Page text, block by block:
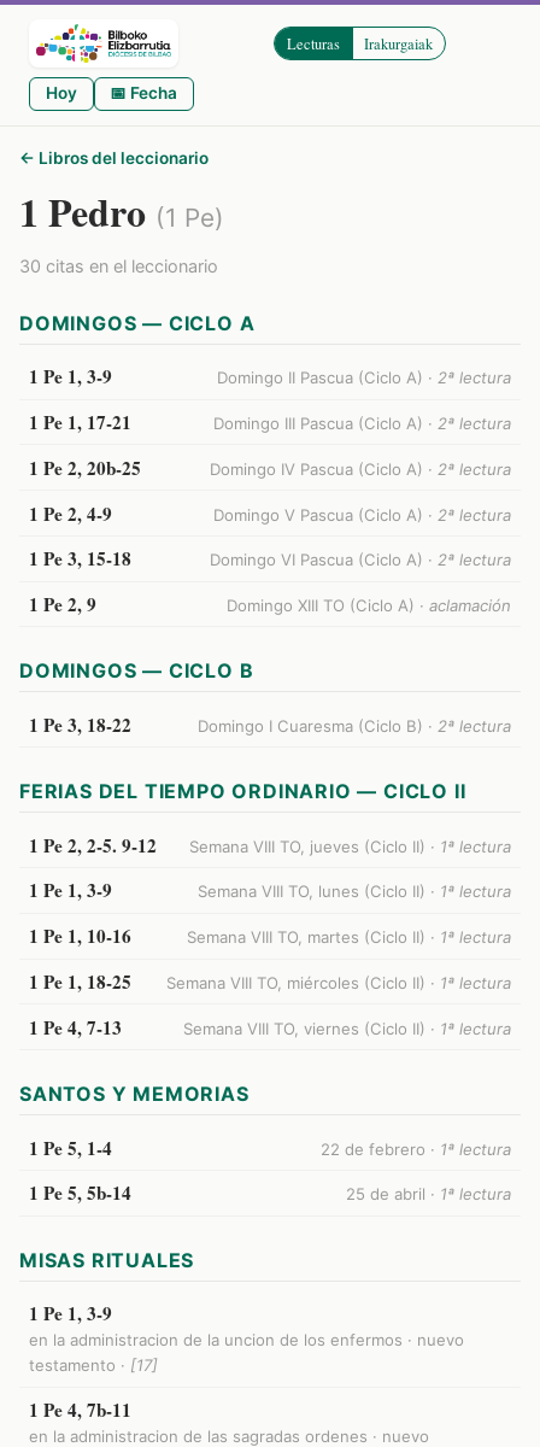
Lecturas Irakurgaiak
Hoy 📅 Fecha
← Libros del leccionario
1 Pedro (1 Pe)
30 citas en el leccionario
DOMINGOS — CICLO A
1 Pe 1, 3-9 Domingo II Pascua (Ciclo A) · 2ª lectura
1 Pe 1, 17-21 Domingo III Pascua (Ciclo A) · 2ª lectura
1 Pe 2, 20b-25 Domingo IV Pascua (Ciclo A) · 2ª lectura
1 Pe 2, 4-9 Domingo V Pascua (Ciclo A) · 2ª lectura
1 Pe 3, 15-18 Domingo VI Pascua (Ciclo A) · 2ª lectura
1 Pe 2, 9 Domingo XIII TO (Ciclo A) · aclamación
DOMINGOS — CICLO B
1 Pe 3, 18-22 Domingo I Cuaresma (Ciclo B) · 2ª lectura
FERIAS DEL TIEMPO ORDINARIO — CICLO II
1 Pe 2, 2-5. 9-12 Semana VIII TO, jueves (Ciclo II) · 1ª lectura
1 Pe 1, 3-9 Semana VIII TO, lunes (Ciclo II) · 1ª lectura
1 Pe 1, 10-16 Semana VIII TO, martes (Ciclo II) · 1ª lectura
1 Pe 1, 18-25 Semana VIII TO, miércoles (Ciclo II) · 1ª lectura
1 Pe 4, 7-13 Semana VIII TO, viernes (Ciclo II) · 1ª lectura
SANTOS Y MEMORIAS
1 Pe 5, 1-4 22 de febrero · 1ª lectura
1 Pe 5, 5b-14 25 de abril · 1ª lectura
MISAS RITUALES
1 Pe 1, 3-9
en la administracion de la uncion de los enfermos · nuevo
testamento · [17]
1 Pe 4, 7b-11
en la administracion de las sagradas ordenes · nuevo